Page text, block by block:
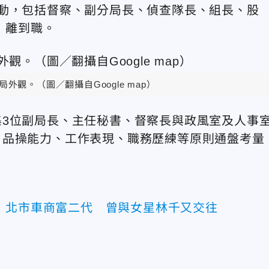
，包括督察、副分局長、偵查隊長、組長、股
到職。
外觀。（圖／翻攝自Google map）
位副局長、主任秘書、督察長與政風室及人事
操能力、工作表現、職務歷練等原則通盤考量
北市車商富二代 曾與女星林千又交往